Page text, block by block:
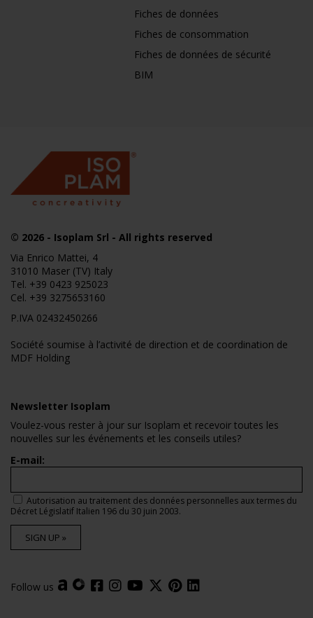
Fiches de données
Fiches de consommation
Fiches de données de sécurité
BIM
© 2026 - Isoplam Srl - All rights reserved
Via Enrico Mattei, 4
31010 Maser (TV) Italy
Tel. +39 0423 925023
Cel. +39 3275653160
P.IVA 02432450266
Société soumise à l’activité de direction et de coordination de
MDF Holding
Newsletter Isoplam
Voulez-vous rester à jour sur Isoplam et recevoir toutes les
nouvelles sur les événements et les conseils utiles?
E-mail:
Autorisation au traitement des données personnelles aux termes du
Décret Législatif Italien 196 du 30 juin 2003.
SIGN UP »
Follow us